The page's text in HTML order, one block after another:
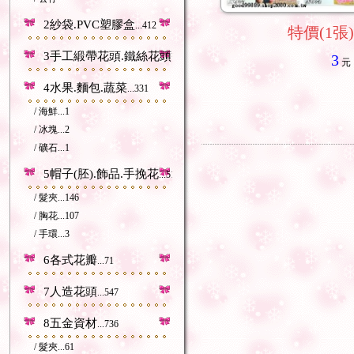
2紗袋.PVC塑膠盒 ...412
3手工緞帶花頭.鐵絲花頭等
4水果.麵包.蔬菜 ...331
/ 海鮮...1
/ 冰塊...2
/ 礦石...1
5帽子(胚).飾品.手挽花...518
/ 髮夾...146
/ 胸花...107
/ 手環...3
6各式花瓣 ...71
7人造花頭 ...547
8五金資材 ...736
/ 髮夾...61
特價(1張
3元